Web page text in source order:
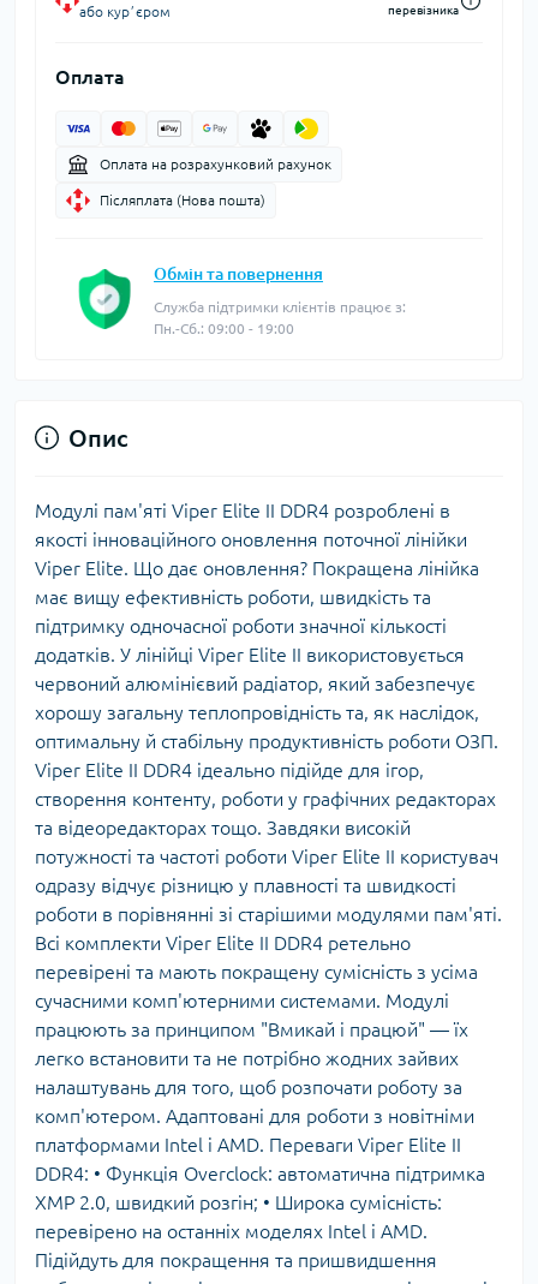
або курʼєром
перевізника
Оплата
Оплата на розрахунковий рахунок
Післяплата (Нова пошта)
Обмін та повернення
Служба підтримки клієнтів працює з:
Пн.-Сб.: 09:00 - 19:00
Опис
Модулі пам'яті Viper Elite II DDR4 розроблені в
якості інноваційного оновлення поточної лінійки
Viper Elite. Що дає оновлення? Покращена лінійка
має вищу ефективність роботи, швидкість та
підтримку одночасної роботи значної кількості
додатків. У лінійці Viper Elite II використовується
червоний алюмінієвий радіатор, який забезпечує
хорошу загальну теплопровідність та, як наслідок,
оптимальну й стабільну продуктивність роботи ОЗП.
Viper Elite II DDR4 ідеально підійде для ігор,
створення контенту, роботи у графічних редакторах
та відеоредакторах тощо. Завдяки високій
потужності та частоті роботи Viper Elite II користувач
одразу відчує різницю у плавності та швидкості
роботи в порівнянні зі старішими модулями пам'яті.
Всі комплекти Viper Elite II DDR4 ретельно
перевірені та мають покращену сумісність з усіма
сучасними комп'ютерними системами. Модулі
працюють за принципом "Вмикай і працюй" — їх
легко встановити та не потрібно жодних зайвих
налаштувань для того, щоб розпочати роботу за
комп'ютером. Адаптовані для роботи з новітніми
платформами Intel і AMD. Переваги Viper Elite II
DDR4: • Функція Overclock: автоматична підтримка
XMP 2.0, швидкий розгін; • Широка сумісність:
перевірено на останніх моделях Intel і AMD.
Підійдуть для покращення та пришвидшення